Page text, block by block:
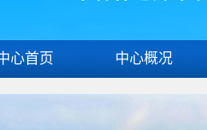
心首页 中心概况